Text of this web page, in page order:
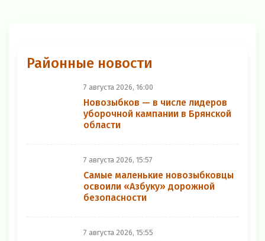
Районные новости
7 августа 2026, 16:00
Новозыбков — в числе лидеров
уборочной кампании в Брянской
области
7 августа 2026, 15:57
Самые маленькие новозыбковцы
освоили «Азбуку» дорожной
безопасности
7 августа 2026, 15:55